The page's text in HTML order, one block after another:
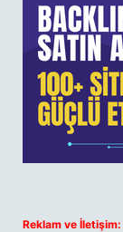
Reklam ve İletişim: